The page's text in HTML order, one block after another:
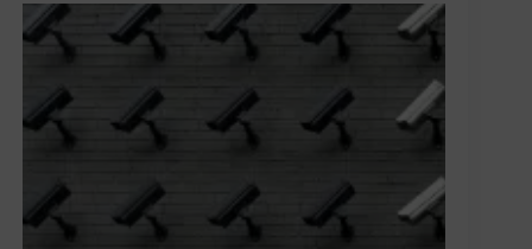
pas
redistribution